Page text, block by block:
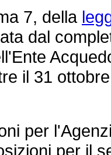
7, della
dal
il 31
per
per il